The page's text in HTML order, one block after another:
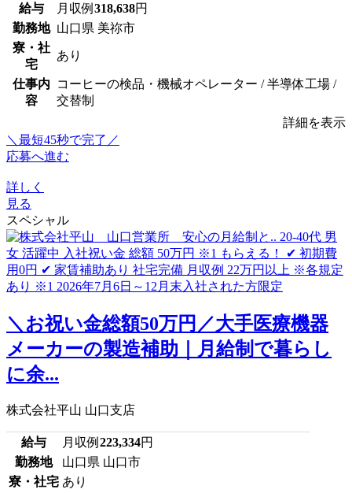
給与 月収例 318,638円
勤務地 山口県 美祢市
寮・社
宅
あり
仕事内
容
コーヒーの検品・機械オペレーター / 半導体工場 /
交替制
詳細を表示
＼最短45秒で完了／
応募へ進む
詳しく
見る
スペシャル
＼お祝い金総額50万円／大手医療機器
メーカーの製造補助｜月給制で暮らし
に余...
株式会社平山 山口支店
給与 月収例 223,334円
勤務地
山口県 山口市
寮・社宅 あり